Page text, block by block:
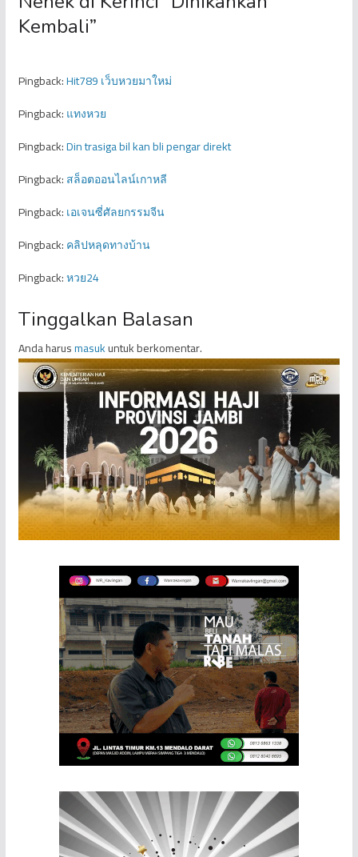
Kembali”
Pingback:Hit789 เว็บหวยมาใหม่
Pingback:แทงหวย
Pingback:Din trasiga bil kan bli pengar direkt
Pingback:สล็อตออนไลน์เกาหลี
Pingback:เอเจนซี่ศัลยกรรมจีน
Pingback:คลิปหลุดทางบ้าน
Pingback:หวย24
Tinggalkan Balasan
Anda harusmasukuntuk berkomentar.